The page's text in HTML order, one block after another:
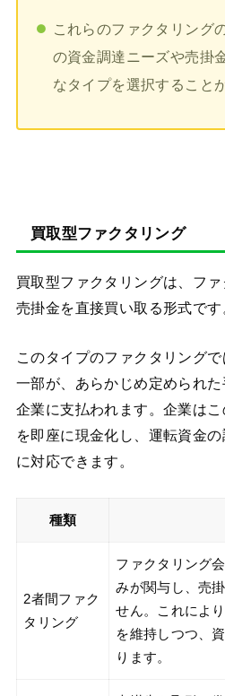
これらのファクタリング
の資金調達ニーズや売掛
なタイプを選択すること
買取型ファクタリング
買取型ファクタリングは、フ
売掛金を直接買い取る形式です
このタイプのファクタリング
一部が、あらかじめ定められた
企業に支払われます。企業は
を即座に現金化し、運転資金
に対応できます。
種類
2者間ファク
タリング
ファクタリング
みが関与し、売
せん。これによ
を維持しつつ、
ります。